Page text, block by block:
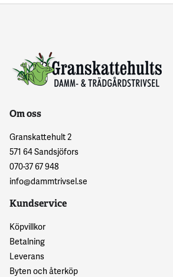
Om oss
Granskattehult 2
571 64 Sandsjöfors
070-37 67 948
info@dammtrivsel.se
Kundservice
Köpvillkor
Betalning
Leverans
Byten och återköp